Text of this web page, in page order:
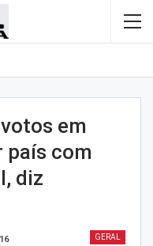
votos em
país com
diz
GERAL